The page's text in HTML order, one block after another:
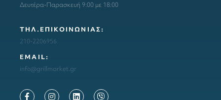
Δευτέρα-Παρασκευή 9:00 με 18:00
ΤΗΛ.ΕΠΙΚΟΙΝΩΝΙΑΣ:
210-2206956
ΕΜΑΙL:
info@grillmarket.gr